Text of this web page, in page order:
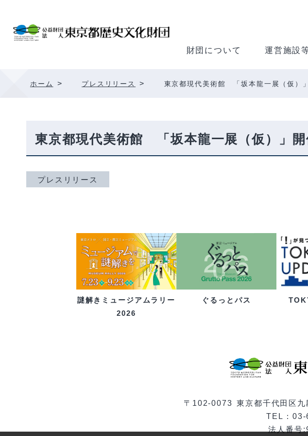
財団について 運営施設
ホーム > プレスリリース > 東京都現代美術館 「坂本龍一展（仮）
東京都現代美術館 「坂本龍一展（仮）」
プレスリリース
謎解きミュージアムラリー
2026
ぐるっとパス
〒102-0073 東京都千代田区
TEL：03-
法人番号